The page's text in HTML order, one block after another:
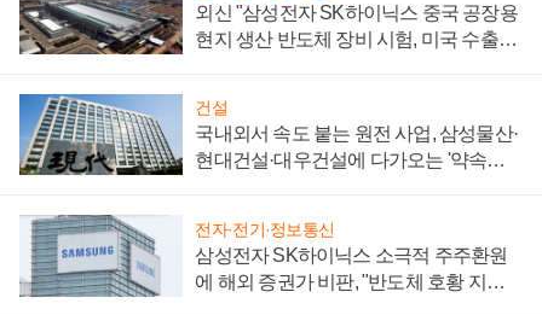
외신 "삼성전자 SK하이닉스 중국 공장용
현지 생산 반도체 장비 시험, 미국 수출통
건설
국내외서 속도 붙는 원전 사업, 삼성물산·
현대건설·대우건설에 다가오는 '약속의
전자·전기·정보통신
삼성전자 SK하이닉스 소극적 주주환원
에 해외 증권가 비판, "반도체 호황 지속